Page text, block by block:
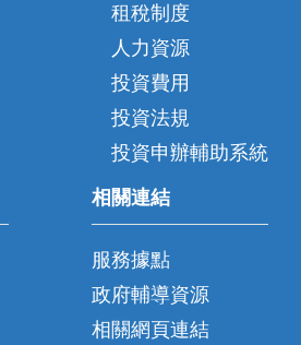
租稅制度
人力資源
投資費用
投資法規
投資申辦輔助系統
相關連結
服務據點
政府輔導資源
相關網頁連結